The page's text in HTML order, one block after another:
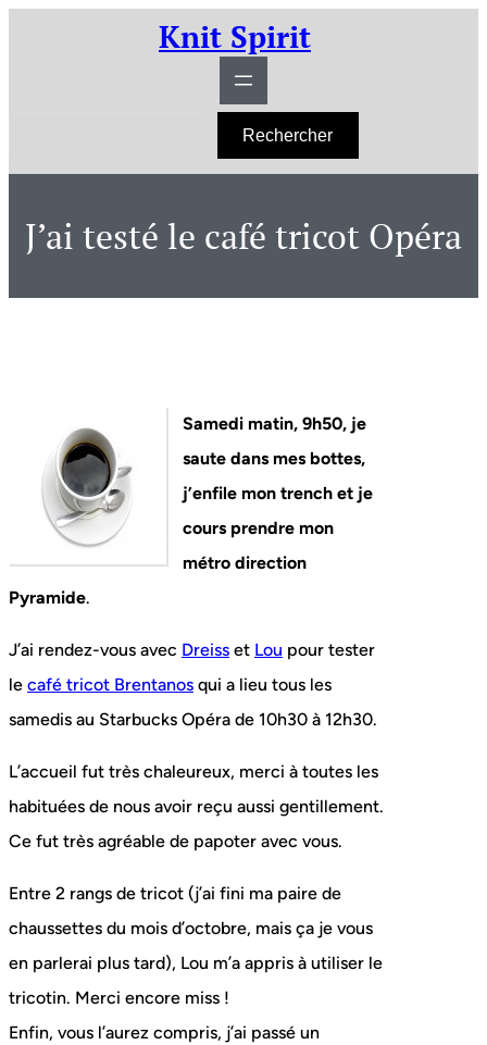
Knit Spirit
h
Rechercher
J’ai testé le café tricot Opéra
Samedi matin, 9h50, je
saute dans mes bottes,
j’enfile mon trench et je
cours prendre mon
métro direction
Pyramide.
J’ai rendez-vous avec Dreiss et Lou pour tester
le café tricot Brentanos qui a lieu tous les
samedis au Starbucks Opéra de 10h30 à 12h30.
L’accueil fut très chaleureux, merci à toutes les
habituées de nous avoir reçu aussi gentillement.
Ce fut très agréable de papoter avec vous.
Entre 2 rangs de tricot (j’ai fini ma paire de
chaussettes du mois d’octobre, mais ça je vous
en parlerai plus tard), Lou m’a appris à utiliser le
tricotin. Merci encore miss !
Enfin, vous l’aurez compris, j’ai passé un